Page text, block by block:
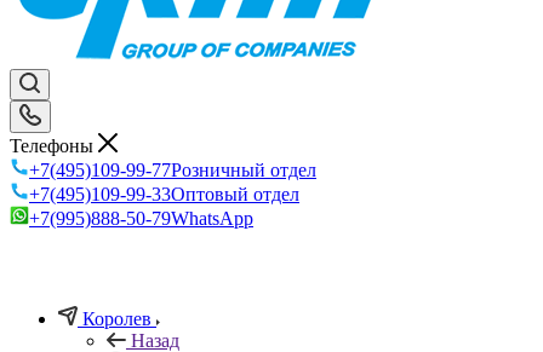
Телефоны
+7(495)109-99-77Розничный отдел
+7(495)109-99-33Оптовый отдел
+7(995)888-50-79WhatsApp
Королев
Назад